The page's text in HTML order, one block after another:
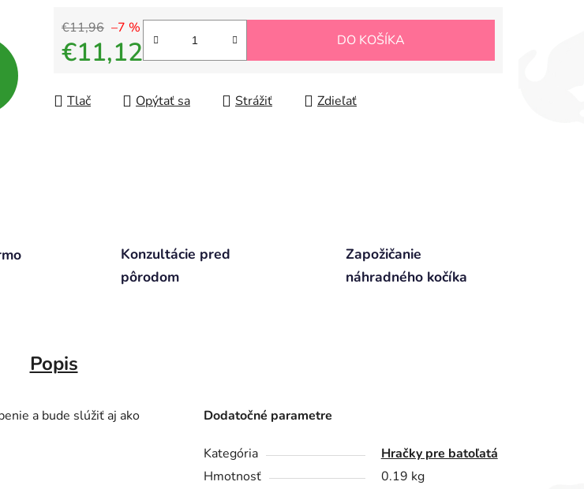
€11,96 –7 %
€11,12 DO KOŠÍKA
Tlač Opýtať sa Strážiť Zdieľať
Konzultácie pred
pôrodom
Zapožičanie
náhradného kočíka
Popis
a bude slúžiť aj ako
Dodatočné parametre
Kategória
Hračky pre batoľatá
Hmotnosť
0.19 kg